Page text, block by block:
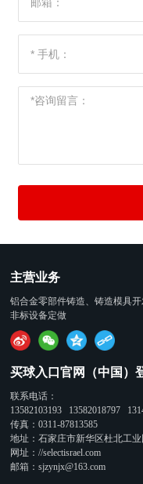
主营业务
铝合金零部件铸造、铸造模具
非标设备定做
买球入口官网（中国）
联系电话：
13582103193 13582018797
传真：0311-87813585
地址：石家庄市新华区杜北工
网址：//selectisrael.com
邮箱：sjzynjx@163.com